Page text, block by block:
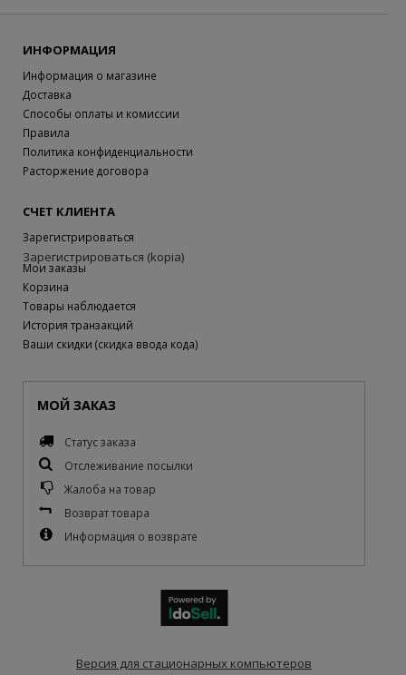
ИНФОРМАЦИЯ
Информация о магазине
Доставка
Способы оплаты и комиссии
Правила
Политика конфиденциальности
Расторжение договора
СЧЕТ КЛИЕНТА
Зарегистрироваться
Зарегистрироваться (kopia)
Мои заказы
Корзина
Товары наблюдается
История транзакций
Ваши скидки (скидка ввода кода)
МОЙ ЗАКАЗ
Статус заказа
Отслеживание посылки
Жалоба на товар
Возврат товара
Информация о возврате
Версия для стационарных компьютеров